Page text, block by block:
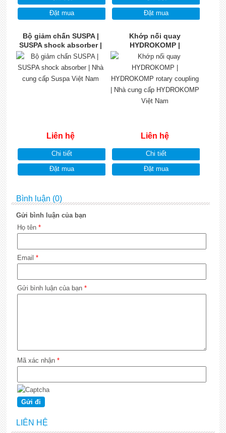
Đặt mua
Đặt mua
Bộ giảm chấn SUSPA |
SUSPA shock absorber |
Nhà cung cấp Suspa Việt
Nam
Liên hệ
Chi tiết
Đặt mua
Khớp nối quay
HYDROKOMP |
HYDROKOMP rotary
coupling | Nhà cung cấp
HYDROKOMP Việt Nam
Liên hệ
Chi tiết
Đặt mua
Bình luận (0)
Gửi bình luận của bạn
Họ tên *
Email *
Gửi bình luận của bạn *
Mã xác nhận *
LIÊN HỆ